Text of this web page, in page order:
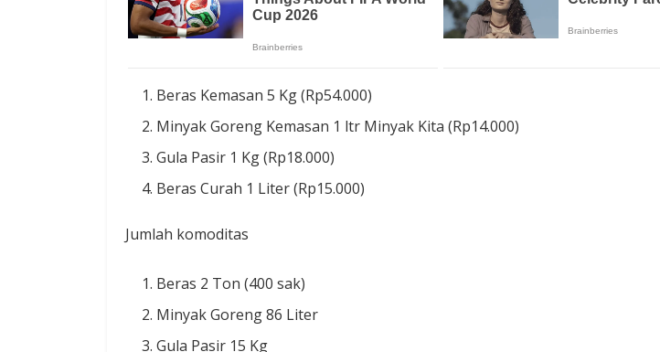
Beras Kemasan 5 Kg (Rp54.000)
Minyak Goreng Kemasan 1 ltr Minyak Kita (Rp14.000)
Gula Pasir 1 Kg (Rp18.000)
Beras Curah 1 Liter (Rp15.000)
Jumlah komoditas
Beras 2 Ton (400 sak)
Minyak Goreng 86 Liter
Gula Pasir 15 Kg